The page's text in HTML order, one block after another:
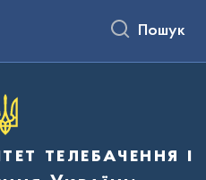
Пошук
телебачення і